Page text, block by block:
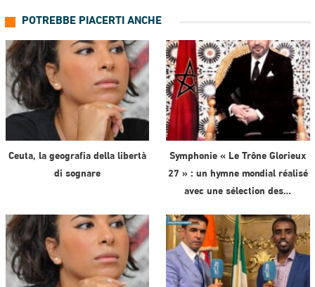
POTREBBE PIACERTI ANCHE
Ceuta, la geografia della libertà
di sognare
Symphonie « Le Trône Glorieux
27 » : un hymne mondial réalisé
avec une sélection des…